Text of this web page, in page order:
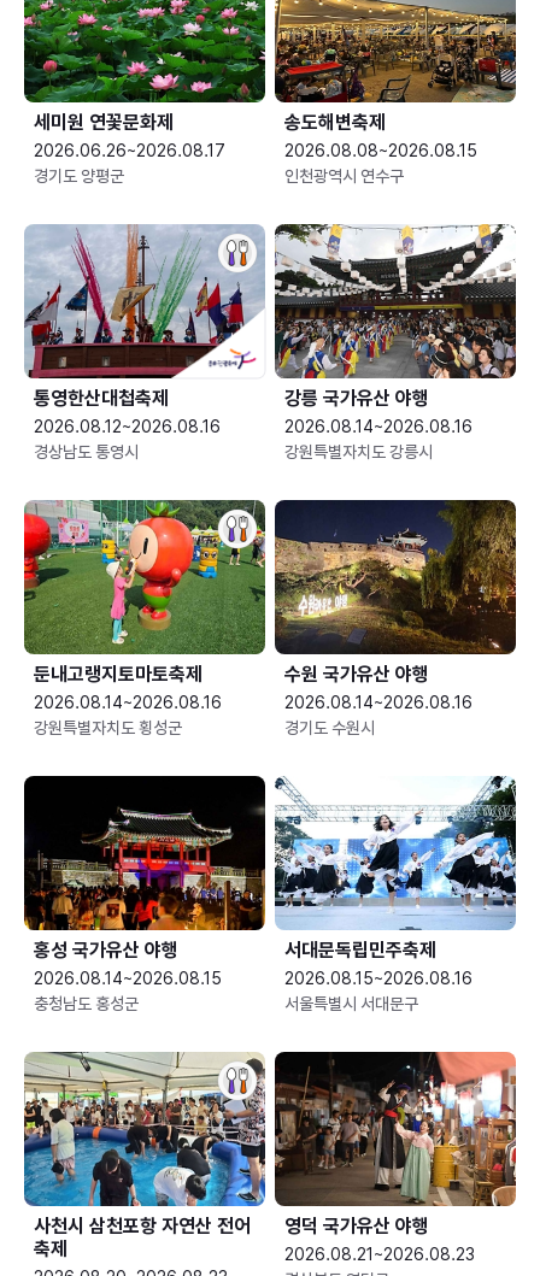
세미원 연꽃문화제
2026.06.26~2026.08.17
경기도 양평군
송도해변축제
2026.08.08~2026.08.15
인천광역시 연수구
통영한산대첩축제
2026.08.12~2026.08.16
경상남도 통영시
강릉 국가유산 야행
2026.08.14~2026.08.16
강원특별자치도 강릉시
둔내고랭지토마토축제
2026.08.14~2026.08.16
강원특별자치도 횡성군
수원 국가유산 야행
2026.08.14~2026.08.16
경기도 수원시
홍성 국가유산 야행
2026.08.14~2026.08.15
충청남도 홍성군
서대문독립민주축제
2026.08.15~2026.08.16
서울특별시 서대문구
사천시 삼천포항 자연산 전어
축제
영덕 국가유산 야행
2026.08.21~2026.08.23